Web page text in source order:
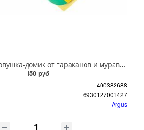
Argus Клеевая ловушка-домик от тараканов и муравьев
150 руб
400382688
6930127001427
Argus